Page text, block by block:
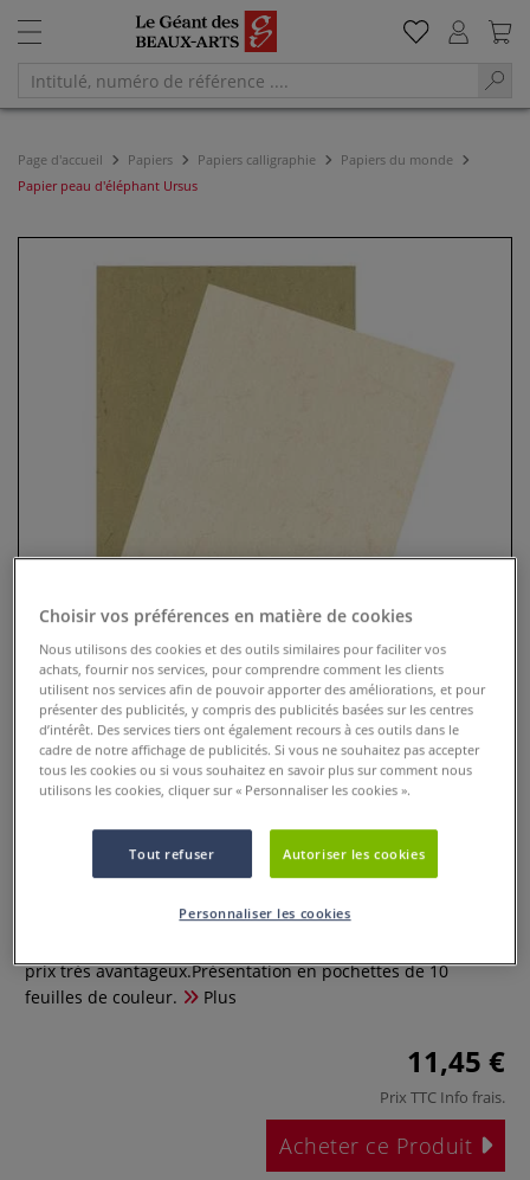
Page d'accueil Papiers Papiers calligraphie
Papiers du monde
Papier peau d'éléphant Ursus
Papier peau d'éléphant Ursus
2 Commentaires
Papier peau d'éléphant format A4 et 110 g/m² pour
prix très avantageux.Présentation en pochettes de 10
feuilles de couleur.
Plus
11,45 €
Prix TTC Info frais.
Acheter ce Produit
Choisir vos préférences en matière de cookies
Nous utilisons des cookies et des outils similaires pour faciliter vos
achats, fournir nos services, pour comprendre comment les clients
utilisent nos services afin de pouvoir apporter des améliorations, et pour
présenter des publicités, y compris des publicités basées sur les centres
d’intérêt. Des services tiers ont également recours à ces outils dans le
cadre de notre affichage de publicités. Si vous ne souhaitez pas accepter
tous les cookies ou si vous souhaitez en savoir plus sur comment nous
utilisons les cookies, cliquer sur « Personnaliser les cookies ».
Tout refuser Autoriser les cookies
Personnaliser les cookies